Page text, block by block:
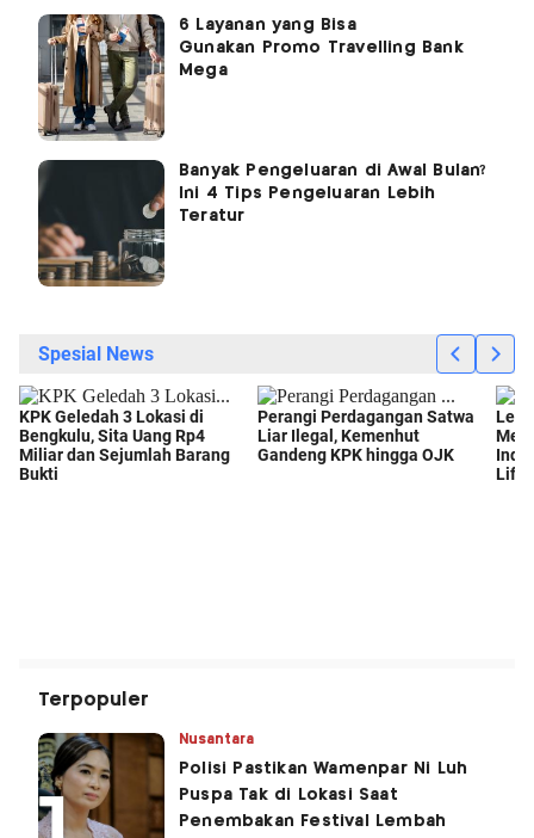
6 Layanan yang Bisa
Gunakan Promo Travelling Bank
Mega
Banyak Pengeluaran di Awal Bulan?
Ini 4 Tips Pengeluaran Lebih
Teratur
Terpopuler
Nusantara
Polisi Pastikan Wamenpar Ni Luh
Puspa Tak di Lokasi Saat
Penembakan Festival Lembah